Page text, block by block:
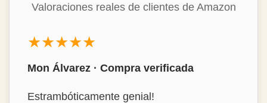
Valoraciones reales de clientes de Amazon
★★★★★
Mon Álvarez · Compra verificada
Estrambóticamente genial!